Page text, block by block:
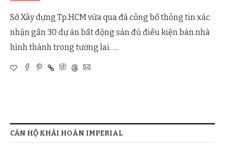
Sở Xây dựng Tp.HCM vừa qua đã công bố thông tin xác
nhận gần 30 dự án bất động sản đủ điều kiện bán nhà
hình thành trong tương lai. …
CĂN HỘ KHẢI HOÀN IMPERIAL